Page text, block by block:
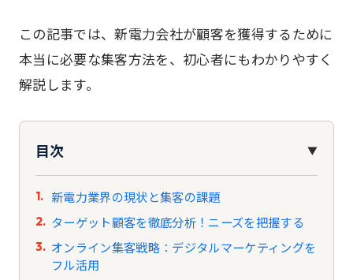
この記事では、新電力会社が顧客を獲得するために
本当に必要な集客方法を、初心者にもわかりやすく
解説します。
目次 ▼
新電力業界の現状と集客の課題
ターゲット顧客を徹底分析！ニーズを把握する
オンライン集客戦略：デジタルマーケティングを
フル活用